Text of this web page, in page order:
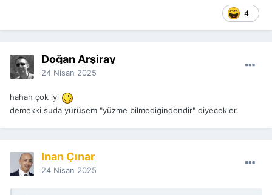
4
Doğan Arşiray
24 Nisan 2025
hahah çok iyi
demekki suda yürüsem "yüzme bilmediğindendir" diyecekler.
İnan Çınar
24 Nisan 2025